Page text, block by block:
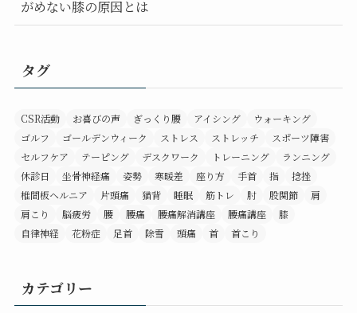
がめない膝の原因とは
タグ
CSR活動 お喜びの声 ぎっくり腰 アイシング
ウォーキング
ゴルフ
ゴールデンウィーク ストレス ストレッチ
スポーツ障害
セルフケア
テーピング デスクワーク トレーニング
ランニング
休診日
坐骨神経痛 姿勢 寒暖差 座り方 手首 指
捻挫
椎間板ヘルニア
片頭痛 猫背 睡眠 筋トレ 肘 股関節
肩
肩こり
脳疲労 腰 腰痛 腰痛解消講座 腰痛講座
膝
自律神経
花粉症 足首 除雪 頭痛 首 首こり
カテゴリー